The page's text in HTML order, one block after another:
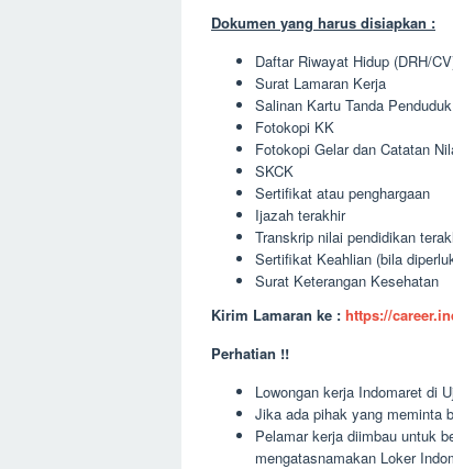
Dokumen yang harus disiapkan :
Daftar Riwayat Hidup (DRH/
Surat Lamaran Kerja
Salinan Kartu Tanda
Fotokopi KK
Fotokopi Gelar dan Catatan
SKCK
Sertifikat atau penghargaan
Ijazah terakhir
Transkrip nilai pendidikan
Sertifikat Keahlian (bila
Surat Keterangan Kesehatan
Kirim Lamaran ke : https://
Perhatian !!
Lowongan kerja Indomaret di
Jika ada pihak yang meminta
Pelamar kerja diimbau untuk
mengatasnamakan Loker